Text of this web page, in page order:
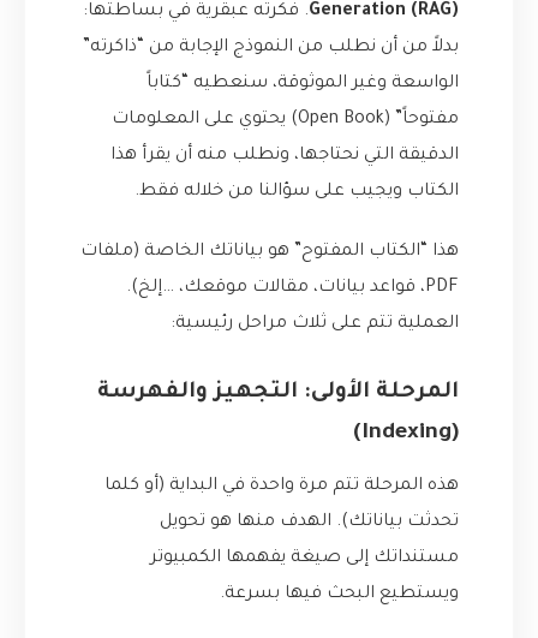
Generation (RAG). فكرته عبقرية في بساطتها:
بدلاً من أن نطلب من النموذج الإجابة من “ذاكرته”
الواسعة وغير الموثوقة، سنعطيه “كتاباً
مفتوحاً” (Open Book) يحتوي على المعلومات
الدقيقة التي نحتاجها، ونطلب منه أن يقرأ هذا
الكتاب ويجيب على سؤالنا من خلاله فقط.
هذا “الكتاب المفتوح” هو بياناتك الخاصة (ملفات
PDF، قواعد بيانات، مقالات موقعك، …إلخ).
العملية تتم على ثلاث مراحل رئيسية:
المرحلة الأولى: التجهيز والفهرسة
(Indexing)
هذه المرحلة تتم مرة واحدة في البداية (أو كلما
تحدثت بياناتك). الهدف منها هو تحويل
مستنداتك إلى صيغة يفهمها الكمبيوتر
ويستطيع البحث فيها بسرعة.